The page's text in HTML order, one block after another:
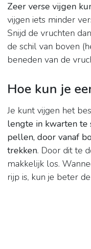
Zeer verse vijgen
vijgen iets minder
Snijd de vruchten
de schil van boven
beneden van de
Hoe kun je
Je kunt vijgen het
lengte in kwarten te
pellen, door vanaf
trekken. Door dit te
makkelijk los.
rijp is, kun je beter